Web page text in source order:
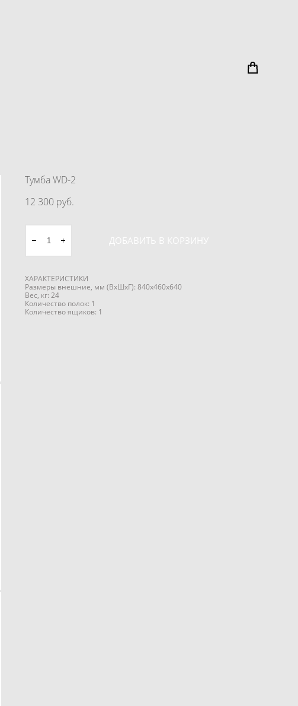
Тумба WD-2
12 300 pуб.
ДОБАВИТЬ В КОРЗИНУ
ХАРАКТЕРИСТИКИ
Размеры внешние, мм (ВхШхГ): 840x460x640
Вес, кг: 24
Количество полок: 1
Количество ящиков: 1